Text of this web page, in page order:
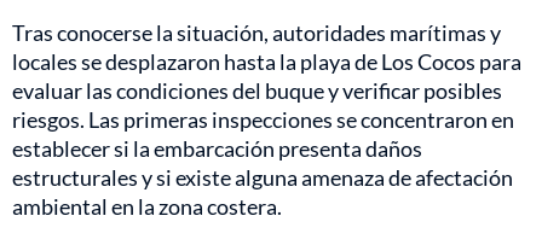
Tras conocerse la situación, autoridades marítimas y
locales se desplazaron hasta la playa de Los Cocos para
evaluar las condiciones del buque y verificar posibles
riesgos. Las primeras inspecciones se concentraron en
establecer si la embarcación presenta daños
estructurales y si existe alguna amenaza de afectación
ambiental en la zona costera.